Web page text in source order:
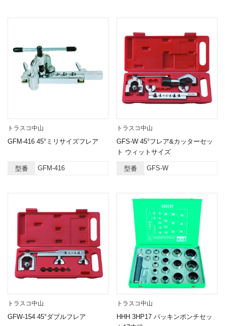
トラスコ中山
GFM-416 45°ミリサイズフレア
型番 GFM-416
トラスコ中山
GFS-W 45°フレア&カッターセッ
ト ウィットサイズ
型番 GFS-W
トラスコ中山
GFW-154 45°ダブルフレア
トラスコ中山
HHH 3HP17 パッキンポンチセッ